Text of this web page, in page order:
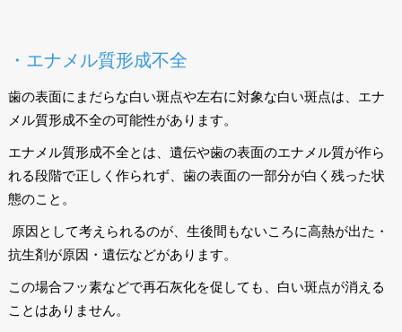
・エナメル質形成不全
歯の表面にまだらな白い斑点や左右に対象な白い斑点は、エナ
メル質形成不全の可能性があります。
エナメル質形成不全とは、遺伝や歯の表面のエナメル質が作ら
れる段階で正しく作られず、歯の表面の一部分が白く残った状
態のこと。
原因として考えられるのが、生後間もないころに高熱が出た・
抗生剤が原因・遺伝などがあります。
この場合フッ素などで再石灰化を促しても、白い斑点が消える
ことはありません。